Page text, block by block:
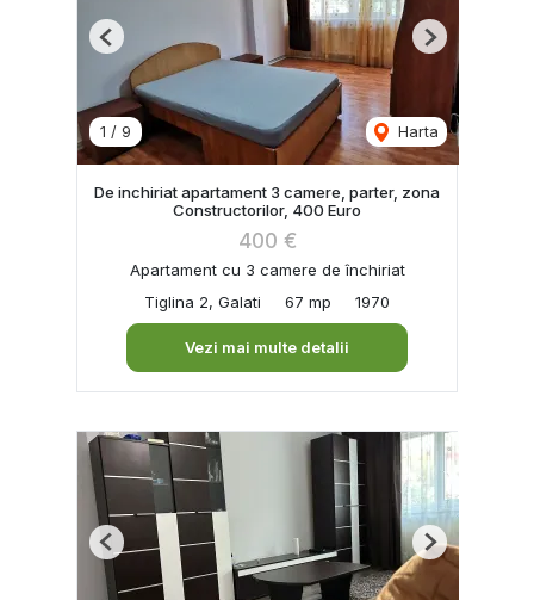
1 / 9 Harta
Previous Next
De inchiriat apartament 3 camere, parter, zona
Constructorilor, 400 Euro
400 €
Apartament cu 3 camere de închiriat
Tiglina 2, Galati
67 mp 1970
Vezi mai multe detalii
Previous Next